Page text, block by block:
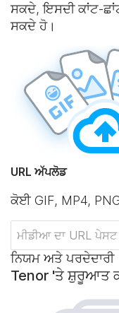
ਸਕਦੇ, ਇਸਦੀ ਕਾਂਟ-
ਸਕਦੇ ਹੋ।
URL ਅੱਪਲੋਡ
ਕੋਈ GIF, MP4,
ਨਿਯਮ ਅਤੇ ਪਰਦੇਦਾਰੀ
Tenor 'ਤੇ ਸ਼ੁਰੂਆਤ